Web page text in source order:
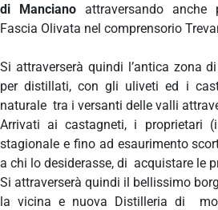
di Manciano attraversando
Fascia Olivata nel comprensorio
Si attraverserà quindi l’antica zona
per distillati, con gli uliveti ed i
naturale tra i versanti delle valli
Arrivati ai castagneti, i proprietari
stagionale e fino ad esaurimento
a chi lo desiderasse, di acquistare le
Si attraverserà quindi il bellissimo
la vicina e nuova Distilleria di